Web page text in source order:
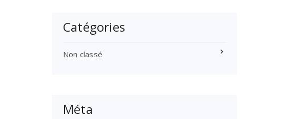
Catégories
Non classé
Méta